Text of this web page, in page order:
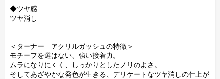
◆ツヤ感
ツヤ消し
＜ターナー アクリルガッシュの特徴＞
モチーフを選ばない、強い接着力。
ムラになりにくく、しっかりとしたノリのよさ。
そしてあざやかな発色が生きる、デリケートなツヤ消しの仕上が